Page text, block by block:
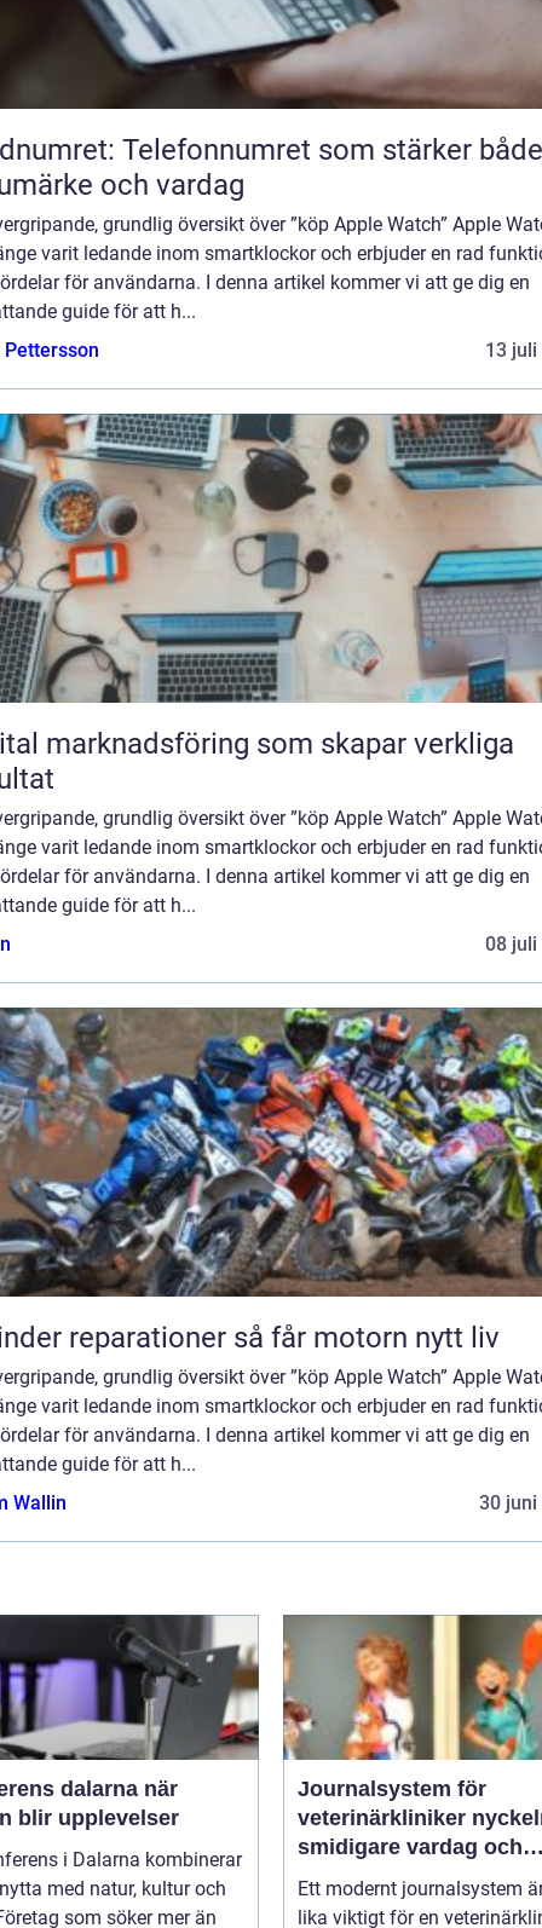
Telefonnumret som stärker både
och vardag
grundlig översikt över ”köp Apple Watch” Apple
varit ledande inom smartklockor och erbjuder en rad
för användarna. I denna artikel kommer vi att ge dig en
guide för att h...
13 juli
marknadsföring som skapar verkliga
grundlig översikt över ”köp Apple Watch” Apple
varit ledande inom smartklockor och erbjuder en rad
för användarna. I denna artikel kommer vi att ge dig en
guide för att h...
08 juli
Cylinder reparationer så får motorn nytt liv
grundlig översikt över ”köp Apple Watch” Apple
varit ledande inom smartklockor och erbjuder en rad
för användarna. I denna artikel kommer vi att ge dig en
guide för att h...
Wallin
30 juni
dalarna när
blir upplevelser
i Dalarna kombinerar
med natur, kultur och
som söker mer än
Journalsystem för
veterinärkliniker nyckeln till
smidigare vardag och
säkrare vård
Ett modernt journalsystem
lika viktigt för en